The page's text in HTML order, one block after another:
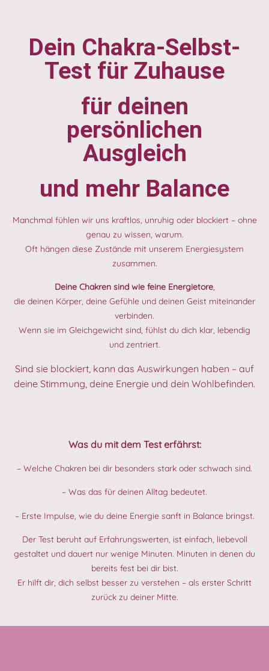
Dein Chakra-Selbst-
Test für Zuhause
für deinen
persönlichen
Ausgleich
und mehr Balance
Manchmal fühlen wir uns kraftlos, unruhig oder blockiert – ohne
genau zu wissen, warum.
Oft hängen diese Zustände mit unserem Energiesystem
zusammen.
Deine Chakren sind wie feine Energietore,
die deinen Körper, deine Gefühle und deinen Geist miteinander
verbinden.
Wenn sie im Gleichgewicht sind, fühlst du dich klar, lebendig
und zentriert.
Sind sie blockiert, kann das Auswirkungen haben – auf
deine Stimmung, deine Energie und dein Wohlbefinden.
Was du mit dem Test erfährst:
– Welche Chakren bei dir besonders stark oder schwach sind.
– Was das für deinen Alltag bedeutet.
– Erste Impulse, wie du deine Energie sanft in Balance bringst.
Der Test beruht auf Erfahrungswerten, ist einfach, liebevoll
gestaltet und dauert nur wenige Minuten. Minuten in denen du
bereits fest bei dir bist.
Er hilft dir, dich selbst besser zu verstehen – als erster Schritt
zurück zu deiner Mitte.